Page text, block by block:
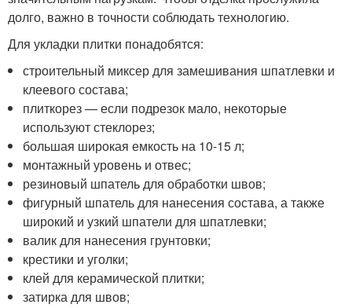
долго, важно в точности соблюдать технологию.
Для укладки плитки понадобятся:
строительный миксер для замешивания шпатлевки и
клеевого состава;
плиткорез — если подрезок мало, некоторые
используют стеклорез;
большая широкая емкость на 10-15 л;
монтажный уровень и отвес;
резиновый шпатель для обработки швов;
фигурный шпатель для нанесения состава, а также
широкий и узкий шпатели для шпатлевки;
валик для нанесения грунтовки;
крестики и уголки;
клей для керамической плитки;
затирка для швов;